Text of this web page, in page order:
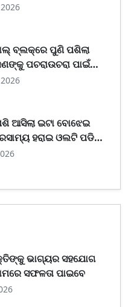
ବ୍ଲକ୍‌ରେ ପୁଣି ପଶିଲା
ପଚରାଉଚରା ପାଇଁ
ଆସିଲା ଇଟା ବୋଝେଇ
ହରାଇ ଓଲଟି ପଡିବାରୁ
ଚାଲିଗଲା ୨ ଜୀବନ
ଭାଗ୍ୟର ସହଯୋଗ
ସଫଳତା ପାଇବେ